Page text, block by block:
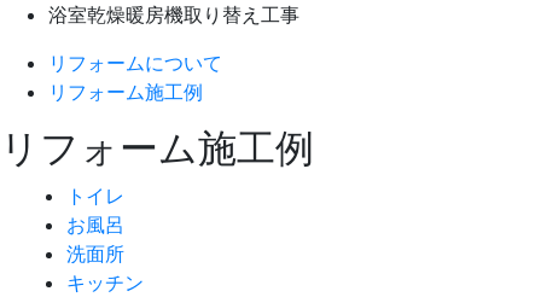
浴室乾燥暖房機取り替え工事
リフォームについて
リフォーム施工例
リフォーム施工例
トイレ
お風呂
洗面所
キッチン